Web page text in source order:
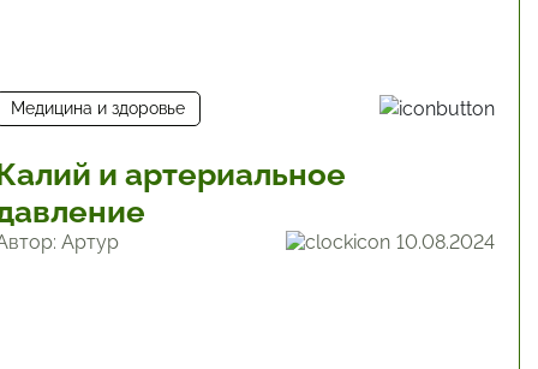
Медицина и здоровье
и артериальное
Артур 10.08.2024